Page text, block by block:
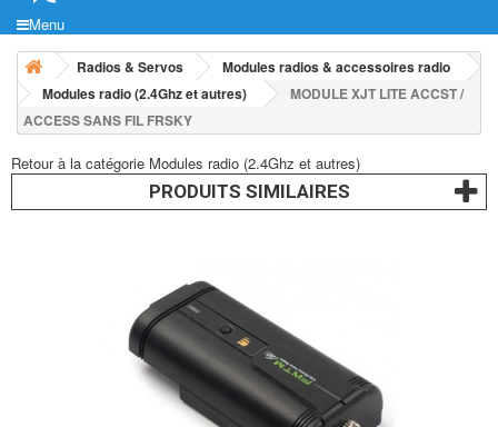
Menu
Radios & Servos
Modules radios & accessoires radio
Modules radio (2.4Ghz et autres)
MODULE XJT LITE ACCST /
ACCESS SANS FIL FRSKY
Retour à la catégorie Modules radio (2.4Ghz et autres)
PRODUITS SIMILAIRES